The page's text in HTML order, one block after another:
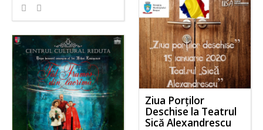
Ziua Porților
Deschise la Teatrul
Sică Alexandrescu